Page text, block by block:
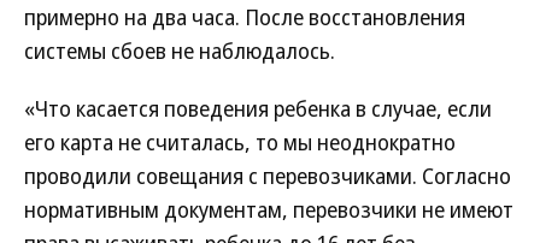
примерно на два часа. После восстановления
системы сбоев не наблюдалось.
«Что касается поведения ребенка в случае, если
его карта не считалась, то мы неоднократно
проводили совещания с перевозчиками. Согласно
нормативным документам, перевозчики не имеют